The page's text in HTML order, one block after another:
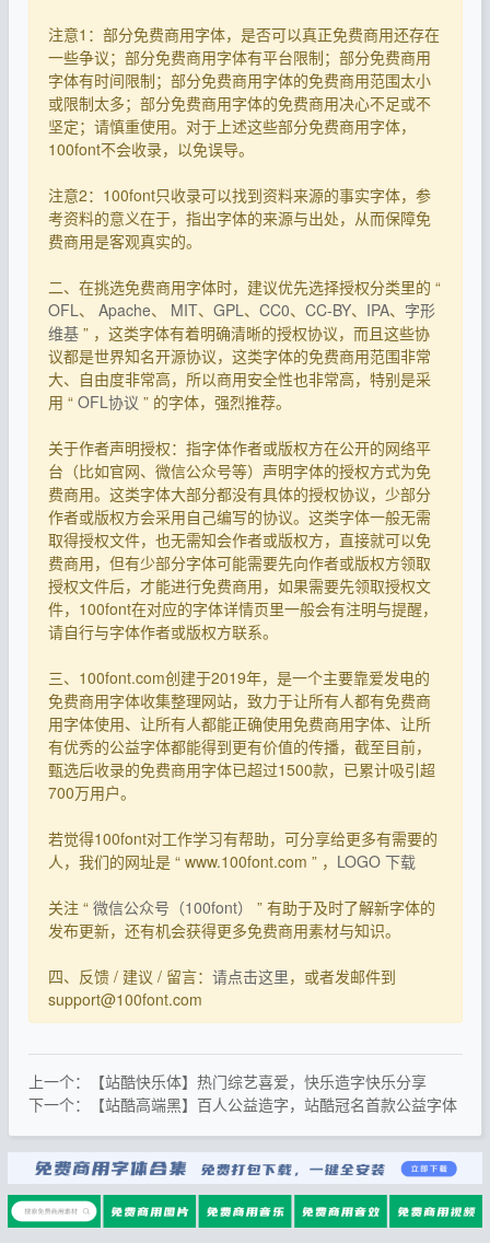
注意1：部分免费商用字体，是否可以真正免费商用还存在
一些争议；部分免费商用字体有平台限制；部分免费商用
字体有时间限制；部分免费商用字体的免费商用范围太小
或限制太多；部分免费商用字体的免费商用决心不足或不
坚定；请慎重使用。对于上述这些部分免费商用字体，
100font不会收录，以免误导。
注意2：100font只收录可以找到资料来源的事实字体，参
考资料的意义在于，指出字体的来源与出处，从而保障免
费商用是客观真实的。
二、在挑选免费商用字体时，建议优先选择授权分类里的 “
OFL 、 Apache、 MIT、 GPL 、 CC0、 CC-BY、 IPA、 字形
维基 ” ，这类字体有着明确清晰的授权协议，而且这些协
议都是世界知名开源协议，这类字体的免费商用范围非常
大、自由度非常高，所以商用安全性也非常高，特别是采
用 “ OFL协议 ” 的字体，强烈推荐。
关于作者声明授权：指字体作者或版权方在公开的网络平
台（比如官网、微信公众号等）声明字体的授权方式为免
费商用。这类字体大部分都没有具体的授权协议，少部分
作者或版权方会采用自己编写的协议。这类字体一般无需
取得授权文件，也无需知会作者或版权方，直接就可以免
费商用，但有少部分字体可能需要先向作者或版权方领取
授权文件后，才能进行免费商用，如果需要先领取授权文
件，100font在对应的字体详情页里一般会有注明与提醒，
请自行与字体作者或版权方联系。
三、100font.com创建于2019年，是一个主要靠爱发电的
免费商用字体收集整理网站，致力于让所有人都有免费商
用字体使用、让所有人都能正确使用免费商用字体、让所
有优秀的公益字体都能得到更有价值的传播，截至目前，
甄选后收录的免费商用字体已超过1500款，已累计吸引超
700万用户。
若觉得100font对工作学习有帮助，可分享给更多有需要的
人，我们的网址是 “ www.100font.com ” ， LOGO 下载
关注 “ 微信公众号（100font）
” 有助于及时了解新字体的
发布更新，还有机会获得更多免费商用素材与知识。
四、反馈 / 建议 / 留言： 请点击这里，或者发邮件到
support@100font.com
上一个：【站酷快乐体】热门综艺喜爱，快乐造字快乐分享
下一个：【站酷高端黑】百人公益造字，站酷冠名首款公益字体